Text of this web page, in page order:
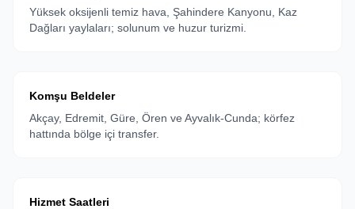
Yüksek oksijenli temiz hava, Şahindere Kanyonu, Kaz
Dağları yaylaları; solunum ve huzur turizmi.
Komşu Beldeler
Akçay, Edremit, Güre, Ören ve Ayvalık-Cunda; körfez
hattında bölge içi transfer.
Hizmet Saatleri